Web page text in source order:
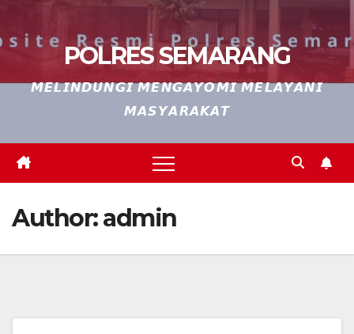
POLRES SEMARANG
𝙈𝙀𝙇𝙄𝙉𝘿𝙐𝙉𝙂𝙄 𝙈𝙀𝙉𝙂𝘼𝙔𝙊𝙈𝙄 𝙈𝙀𝙇𝘼𝙔𝘼𝙉𝙄
𝙈𝘼𝙎𝙔𝘼𝙍𝘼𝙆𝘼𝙏
Author:admin